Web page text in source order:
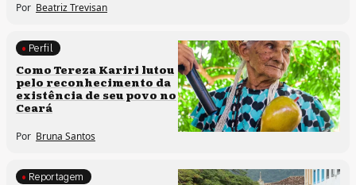
Por Beatriz Trevisan
Comunidades tradicionais
Perfil
Como Tereza Kariri lutou
pelo reconhecimento da
existência de seu povo no
Ceará
Por Bruna Santos
Reportagem